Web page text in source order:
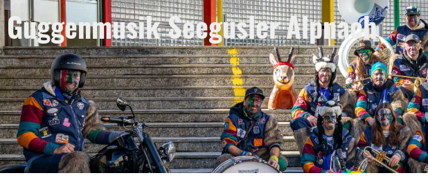
Guggenmusik Seegusler Alpnach